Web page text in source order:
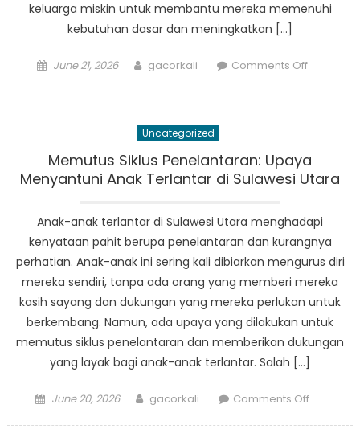
keluarga miskin untuk membantu mereka memenuhi
kebutuhan dasar dan meningkatkan […]
Posted
June 21, 2026 Author
gacorkali Comments Offon
Kisah
Sukses
Sulut
Uncategorized
Memutus Siklus Penelantaran: Upaya
Menyantuni Anak Terlantar di Sulawesi Utara
Anak-anak terlantar di Sulawesi Utara menghadapi
kenyataan pahit berupa penelantaran dan kurangnya
perhatian. Anak-anak ini sering kali dibiarkan mengurus diri
mereka sendiri, tanpa ada orang yang memberi mereka
kasih sayang dan dukungan yang mereka perlukan untuk
berkembang. Namun, ada upaya yang dilakukan untuk
memutus siklus penelantaran dan memberikan dukungan
yang layak bagi anak-anak terlantar. Salah […]
Posted
June 20, 2026 Author
gacorkali Comments Offon